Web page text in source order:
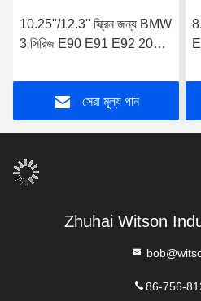
10.25"/12.3'' স্ক্রিন জন্য BMW
3 সিরিজ E90 E91 E92 2009-
মাল্টিমিডিয়া প্লেয়ার
সেরা মূল্য পান
Zhuhai Witson
86-756-